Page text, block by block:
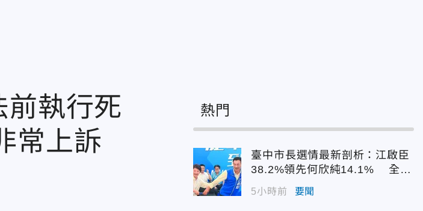
執行死
常上訴
熱門
臺中市長選情最新剖析：江啟臣
38.2%領先何欣純14.1% 全世
代支持度全面居首
5小時前 要聞